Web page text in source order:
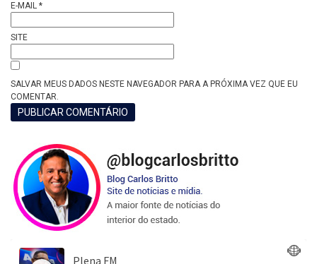
E-MAIL *
SITE
SALVAR MEUS DADOS NESTE NAVEGADOR PARA A PRÓXIMA VEZ QUE EU
COMENTAR.